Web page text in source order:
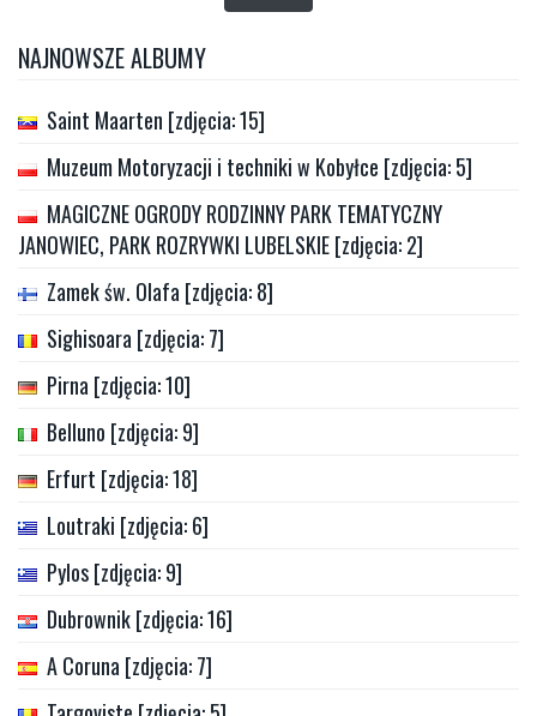
NAJNOWSZE ALBUMY
Saint Maarten [zdjęcia: 15]
Muzeum Motoryzacji i techniki w Kobyłce [zdjęcia: 5]
MAGICZNE OGRODY RODZINNY PARK TEMATYCZNY
JANOWIEC, PARK ROZRYWKI LUBELSKIE [zdjęcia: 2]
Zamek św. Olafa [zdjęcia: 8]
Sighisoara [zdjęcia: 7]
Pirna [zdjęcia: 10]
Belluno [zdjęcia: 9]
Erfurt [zdjęcia: 18]
Loutraki [zdjęcia: 6]
Pylos [zdjęcia: 9]
Dubrownik [zdjęcia: 16]
A Coruna [zdjęcia: 7]